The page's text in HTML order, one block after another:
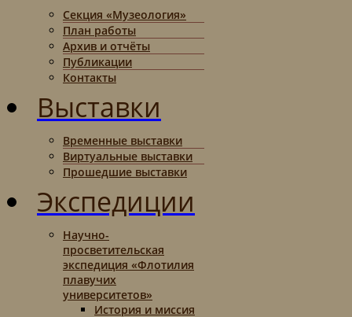
Секция «Музеология»
План работы
Архив и отчёты
Публикации
Контакты
Выставки
Временные выставки
Виртуальные выставки
Прошедшие выставки
Экспедиции
Научно-
просветительская
экспедиция «Флотилия
плавучих
университетов»
История и миссия